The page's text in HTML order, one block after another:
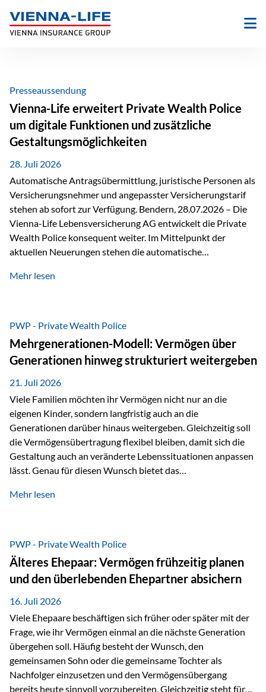
Inhalt
springen
Presseaussendung
Vienna-Life erweitert Private Wealth Police
um digitale Funktionen und zusätzliche
Gestaltungsmöglichkeiten
28. Juli 2026
Automatische Antragsübermittlung, juristische Personen als
Versicherungsnehmer und angepasster Versicherungstarif
stehen ab sofort zur Verfügung. Bendern, 28.07.2026 – Die
Vienna-Life Lebensversicherung AG entwickelt die Private
Wealth Police konsequent weiter. Im Mittelpunkt der
aktuellen Neuerungen stehen die automatische
als Versicherungsnehmer einzusetzen, sowie eine
Abwicklung für Vertriebspartner deutlich effizienter
gestaltet. Anträge werden direkt elektronisch übermittelt,
Medienbrüche reduziert und die weitere Bearbeitung
beschleunigt. Ab sofort können auch juristische Personen,
wie Kapitalgesellschaften oder Stiftungen, als
Versicherungsnehmer eingesetzt werden. Damit erweitert
die Vienna-Life die Einsatzmöglichkeiten der Private Wealth
Police insbesondere für…
Mehr lesen
PWP - Private Wealth Police
Mehrgenerationen-Modell: Vermögen über
Generationen hinweg strukturiert weitergeben
21. Juli 2026
Viele Familien möchten ihr Vermögen nicht nur an die
eigenen Kinder, sondern langfristig auch an die
Generationen darüber hinaus weitergeben. Gleichzeitig soll
die Vermögensübertragung flexibel bleiben, damit sich die
Gestaltung auch an veränderte Lebenssituationen anpassen
lässt. Genau für diesen Wunsch bietet das
Vienna-Life eine interessante Lösung. Es ermöglicht,
Ausgangssituation Stellen Sie sich folgende Familie vor: Die
Großeltern haben über viele Jahre Vermögen aufgebaut. Ihr
Wunsch ist es, dieses Vermögen nicht nur den eigenen
Kindern, sondern langfristig auch den Enkeln zukommen zu…
Mehr lesen
PWP - Private Wealth Police
Älteres Ehepaar: Vermögen frühzeitig planen
und den überlebenden Ehepartner absichern
16. Juli 2026
Viele Ehepaare beschäftigen sich früher oder später mit der
Frage, wie ihr Vermögen einmal an die nächste Generation
übergehen soll. Häufig besteht der Wunsch, den
gemeinsamen Sohn oder die gemeinsame Tochter als
Nachfolger einzusetzen und den Vermögensübergang
bereits heute sinnvoll vorzubereiten. Gleichzeitig steht für